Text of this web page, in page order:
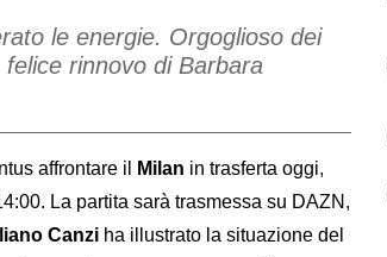
le energie. Orgoglioso dei
rinnovo di Barbara
affrontare il Milan in trasferta oggi,
La partita sarà trasmessa su DAZN,
Canzi ha illustrato la situazione del